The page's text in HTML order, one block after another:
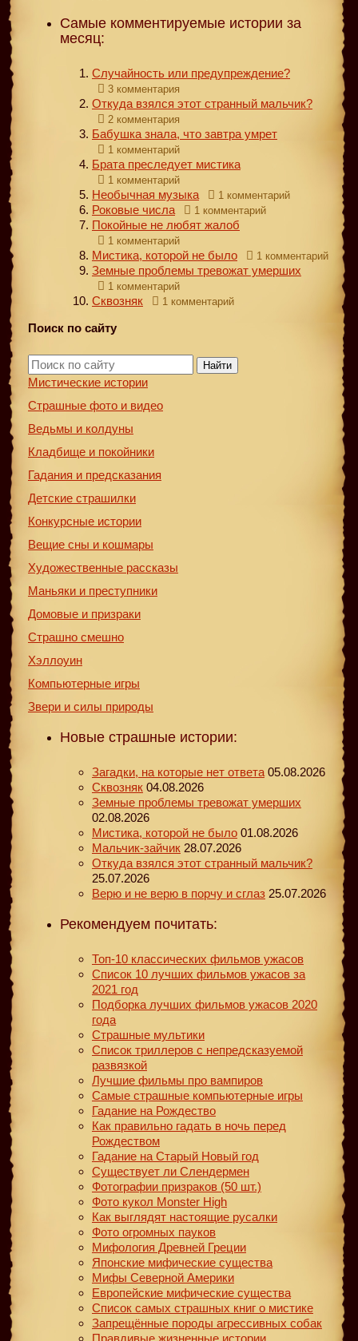
Самые комментируемые истории за
месяц:
Случайность или предупреждение?
3 комментария
Откуда взялся этот странный мальчик?
2 комментария
Бабушка знала, что завтра умрет
1 комментарий
Брата преследует мистика
1 комментарий
Необычная музыка 1 комментарий
Роковые числа 1 комментарий
Покойные не любят жалоб
1 комментарий
Мистика, которой не было 1 комментарий
Земные проблемы тревожат умерших
1 комментарий
Сквозняк 1 комментарий
Поиск по сайту
Найти
Мистические истории
Страшные фото и видео
Ведьмы и колдуны
Кладбище и покойники
Гадания и предсказания
Детские страшилки
Конкурсные истории
Вещие сны и кошмары
Художественные рассказы
Маньяки и преступники
Домовые и призраки
Страшно смешно
Хэллоуин
Компьютерные игры
Звери и силы природы
Новые страшные истории:
Загадки, на которые нет ответа 05.08.2026
Сквозняк 04.08.2026
Земные проблемы тревожат умерших
02.08.2026
Мистика, которой не было 01.08.2026
Мальчик-зайчик 28.07.2026
Откуда взялся этот странный мальчик?
25.07.2026
Верю и не верю в порчу и сглаз 25.07.2026
Рекомендуем почитать:
Топ-10 классических фильмов ужасов
Список 10 лучших фильмов ужасов за
2021 год
Подборка лучших фильмов ужасов 2020
года
Страшные мультики
Список триллеров с непредсказуемой
развязкой
Лучшие фильмы про вампиров
Самые страшные компьютерные игры
Гадание на Рождество
Как правильно гадать в ночь перед
Рождеством
Гадание на Старый Новый год
Существует ли Слендермен
Фотографии призраков (50 шт.)
Фото кукол Monster High
Как выглядят настоящие русалки
Фото огромных пауков
Мифология Древней Греции
Японские мифические существа
Мифы Северной Америки
Европейские мифические существа
Список самых страшных книг о мистике
Запрещённые породы агрессивных собак
Правдивые жизненные истории